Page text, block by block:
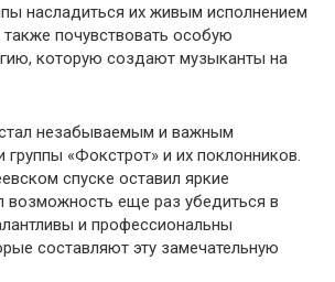
насладиться их живым исполнением
почувствовать особую
которую создают музыканты на
незабываемым и важным
«Фокстрот» и их поклонников.
спуске оставил яркие
возможность еще раз убедиться в
и профессиональны
составляют эту замечательную